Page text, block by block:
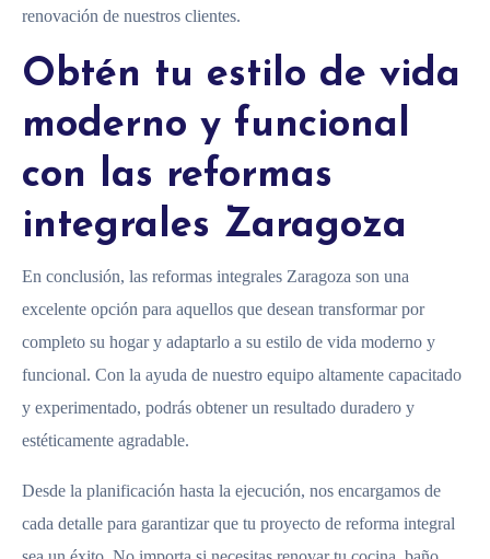
renovación de nuestros clientes.
Obtén tu estilo de vida
moderno y funcional
con las reformas
integrales Zaragoza
En conclusión, las reformas integrales Zaragoza son una
excelente opción para aquellos que desean transformar por
completo su hogar y adaptarlo a su estilo de vida moderno y
funcional. Con la ayuda de nuestro equipo altamente capacitado
y experimentado, podrás obtener un resultado duradero y
estéticamente agradable.
Desde la planificación hasta la ejecución, nos encargamos de
cada detalle para garantizar que tu proyecto de reforma integral